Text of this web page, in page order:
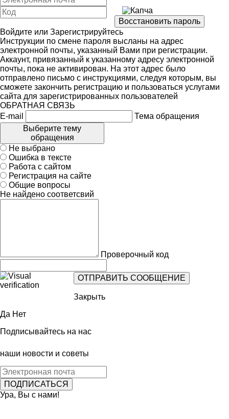
Войдите или Зарегистрируйтесь
Инструкции по смене пароля высланы на адрес
электронной почты, указанный Вами при регистрации.
Аккаунт, привязанный к указанному адресу электронной
почты, пока не активирован. На этот адрес было
отправлено письмо с инструкциями, следуя которым, вы
сможете закончить регистрацию и пользоваться услугами
сайта для зарегистрированных пользователей
ОБРАТНАЯ СВЯЗЬ
E-mail
Тема обращения
Выберите тему
обращения
Не выбрано
Ошибка в тексте
Работа с сайтом
Регистрация на сайте
Общие вопросы
Не найдено соответсвий
Проверочный код
Закрыть
Да Нет
Подписывайтесь на нас
наши новости и советы
Ура, Вы с нами!